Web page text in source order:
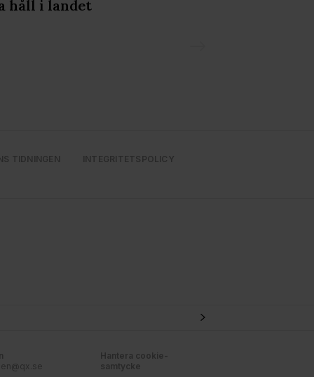
håll i landet
TIDNINGEN INTEGRITETSPOLICY
Hantera cookie-
samtycke